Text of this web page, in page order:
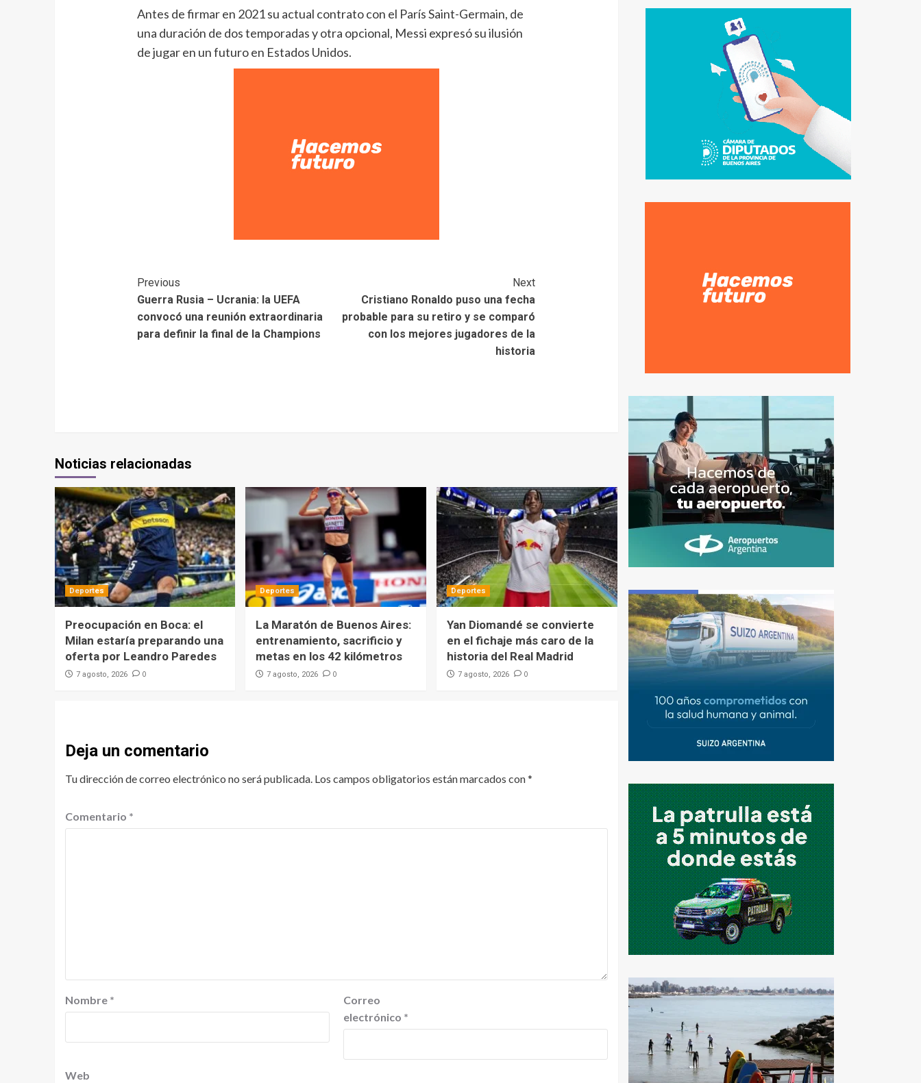
Antes de firmar en 2021 su actual contrato con el París Saint-Germain, de
una duración de dos temporadas y otra opcional, Messi expresó su ilusión
de jugar en un futuro en Estados Unidos.
Previous
Guerra Rusia – Ucrania: la UEFA
convocó una reunión extraordinaria
para definir la final de la Champions
Next
Cristiano Ronaldo puso una fecha
probable para su retiro y se comparó
con los mejores jugadores de la
historia
Noticias relacionadas
Deportes
Preocupación en Boca: el
Milan estaría preparando una
oferta por Leandro Paredes
7 agosto, 2026 0
Deportes
La Maratón de Buenos Aires:
entrenamiento, sacrificio y
metas en los 42 kilómetros
7 agosto, 2026 0
Deportes
Yan Diomandé se convierte
en el fichaje más caro de la
historia del Real Madrid
7 agosto, 2026 0
Deja un comentario
Tu dirección de correo electrónico no será publicada. Los campos obligatorios están marcados con*
Comentario *
Nombre *
Correo
electrónico *
Web